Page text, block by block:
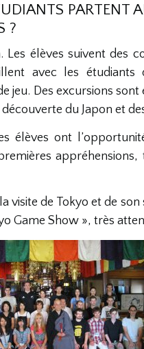
PARTENT
?
Les élèves suivent des
avec les
jeu. Des excursions
du Japon et
élèves ont
premières
visite de Tokyo et de
Game Show », très